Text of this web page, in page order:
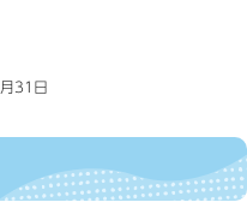
31日